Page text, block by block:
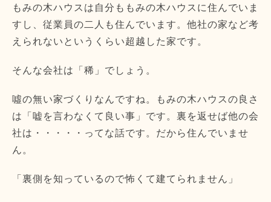
もみの木ハウスは自分ももみの木ハウスに住んでいま
すし、従業員の二人も住んでいます。他社の家など考
えられないというくらい超越した家です。
そんな会社は「稀」でしょう。
噓の無い家づくりなんですね。もみの木ハウスの良さ
は「嘘を言わなくて良い事」です。裏を返せば他の会
社は・・・・・ってな話です。だから住んでいませ
ん。
「裏側を知っているので怖くて建てられません」